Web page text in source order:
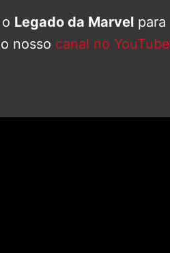
Legado da Marvel para
nosso canal no YouTube